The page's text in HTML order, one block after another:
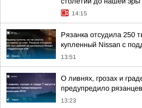
14:15
Рязанка отсудила 250
купленный Nissan с
13:51
О ливнях, грозах и
предупредило
13:23